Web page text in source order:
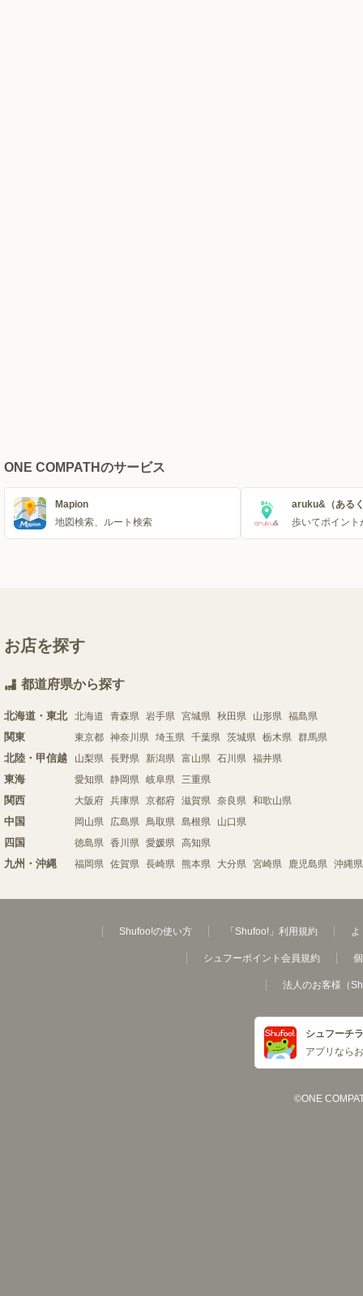
ONE COMPATHのサービス
Mapion
地図検索、ルート検索
aruku&（ある
歩いてポイント
お店を探す
都道府県から探す
北海道・東北 北海道 青森県 岩手県 宮城県 秋田県 山形県 福島県
関東 東京都 神奈川県 埼玉県 千葉県 茨城県 栃木県 群馬県
北陸・甲信越 山梨県 長野県 新潟県 富山県 石川県 福井県
東海 愛知県 静岡県 岐阜県 三重県
関西 大阪府 兵庫県 京都府 滋賀県 奈良県 和歌山県
中国 岡山県 広島県 鳥取県 島根県 山口県
四国 徳島県 香川県 愛媛県 高知県
九州・沖縄 福岡県 佐賀県 長崎県 熊本県 大分県 宮崎県 鹿児島県 沖縄県
Shufoo!の使い方 「Shufoo!」利用規約 よ
シュフーポイント会員規約
法人のお客様（
シュフーチ
アプリなら
©ONE